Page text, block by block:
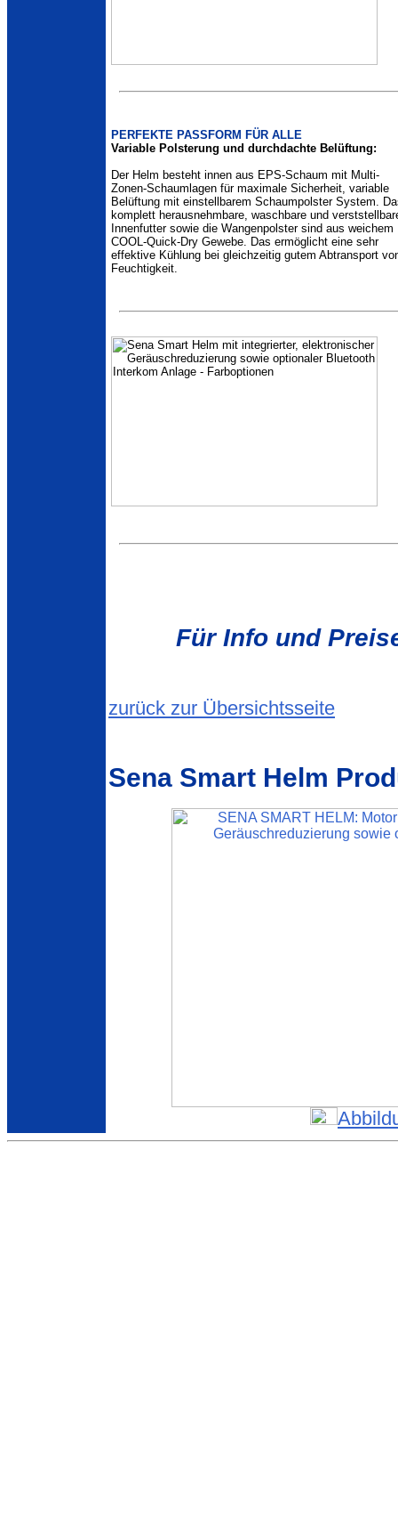
PERFEKTE PASSFORM FÜR ALLE
Variable Polsterung und durchdachte Belüftung:
Der Helm besteht innen aus EPS-Schaum mit Multi-
Zonen-Schaumlagen für maximale Sicherheit, variable
Belüftung mit einstellbarem Schaumpolster System.
komplett herausnehmbare, waschbare und
Innenfutter sowie die Wangenpolster sind aus weichem
COOL-Quick-Dry Gewebe. Das ermöglicht eine sehr
effektive Kühlung bei gleichzeitig gutem Abtransport
Feuchtigkeit.
Für Info und
zurück zur Übersichtsseite
Sena Smart Helm